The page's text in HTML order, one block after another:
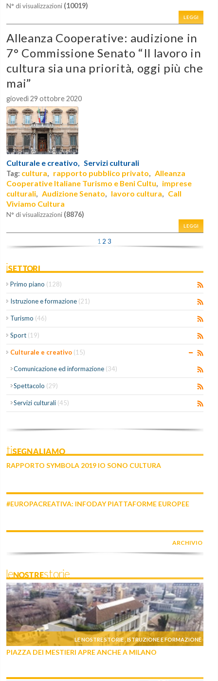
N° di visualizzazioni (10019)
LEGGI
Alleanza Cooperative: audizione in
7° Commissione Senato “Il lavoro in
cultura sia una priorità, oggi più che
mai”
giovedì 29 ottobre 2020
Culturale e creativo, Servizi culturali
Tag: cultura, rapporto pubblico privato,Alleanza
Cooperative Italiane Turismo e Beni Cultu, imprese
culturali,Audizione Senato, lavoro cultura, Call
Viviamo Cultura
N° di visualizzazioni (8876)
LEGGI
1 2 3
iSETTORI
Primo piano (128)
Istruzione e formazione (21)
Turismo (46)
Sport (19)
Culturale e creativo (15)
Comunicazione ed informazione (34)
Spettacolo (29)
Servizi culturali (45)
tiSEGNALIAMO
RAPPORTO SYMBOLA 2019 IO SONO CULTURA
#EUROPACREATIVA: INFODAY PIATTAFORME EUROPEE
ARCHIVIO
leNOSTREstorie
LE NOSTRE STORIE , ISTRUZIONE E FORMAZIONE
PIAZZA DEI MESTIERI APRE ANCHE A MILANO